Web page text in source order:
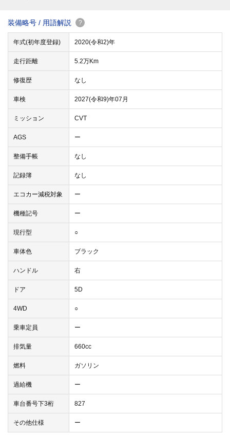
装備略号 / 用語解説 ?
年式(初年度登録) 2020(令和2)年
走行距離 5.2万Km
修復歴 なし
車検 2027(令和9)年07月
ミッション CVT
AGS ー
整備手帳 なし
記録簿 なし
エコカー減税対象 ー
機種記号 ー
現行型 ○
車体色 ブラック
ハンドル 右
ドア 5D
4WD ○
乗車定員 ー
排気量 660cc
燃料 ガソリン
過給機 ー
車台番号下3桁 827
その他仕様 ー